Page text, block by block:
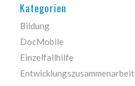
Kategorien
Bildung
DocMobile
Einzelfallhilfe
Entwicklungszusammenarbeit